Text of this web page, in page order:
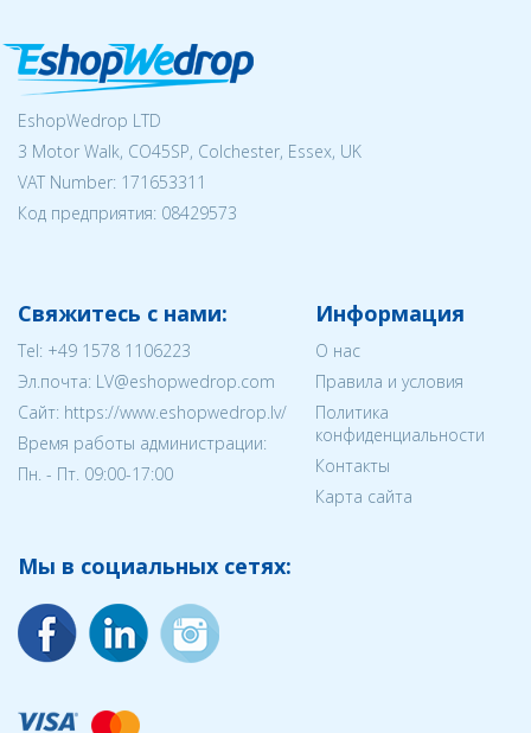
EshopWedrop LTD
3 Motor Walk, CO45SP, Colchester, Essex, UK
VAT Number: 171653311
Код предприятия: 08429573
Свяжитесь с нами:
Tel: +49 1578 1106223
Эл.почта: LV@eshopwedrop.com
Cайт: https://www.eshopwedrop.lv/
Время работы администрации:
Пн. - Пт. 09:00-17:00
Информация
О нас
Правила и условия
Политика
конфиденциальности
Контакты
Карта сайта
Мы в социальных сетях: